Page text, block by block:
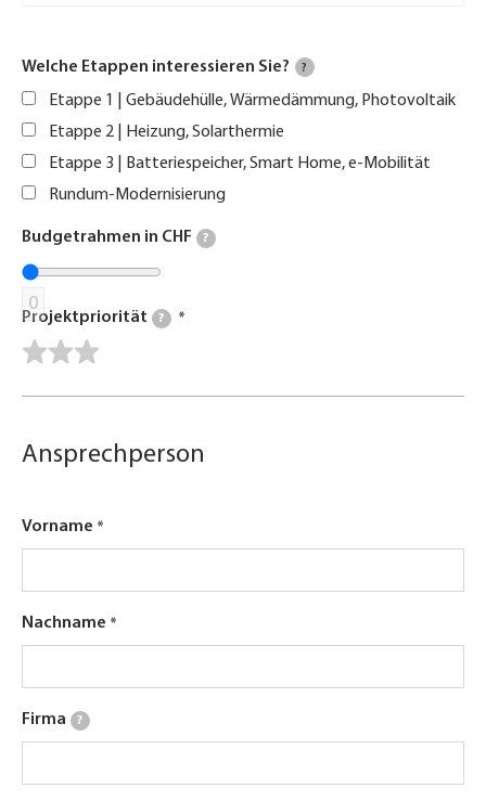
Welche Etappen interessieren Sie? ?
Etappe 1 | Gebäudehülle, Wärmedämmung, Photovoltaik
Etappe 2 | Heizung, Solarthermie
Etappe 3 | Batteriespeicher, Smart Home, e-Mobilität
Rundum-Modernisierung
Budgetrahmen in CHF ?
0
Projektpriorität ?
Ansprechperson
Vorname
Nachname
Firma ?